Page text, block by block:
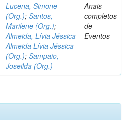
Lucena, Simone
(Org.); Santos,
Marilene (Org.);
Almeida, Lívia Jéssica
Almeida Lívia Jéssica
(Org.); Sampaio,
Joseilda (Org.)
Anais
completos
de
Eventos